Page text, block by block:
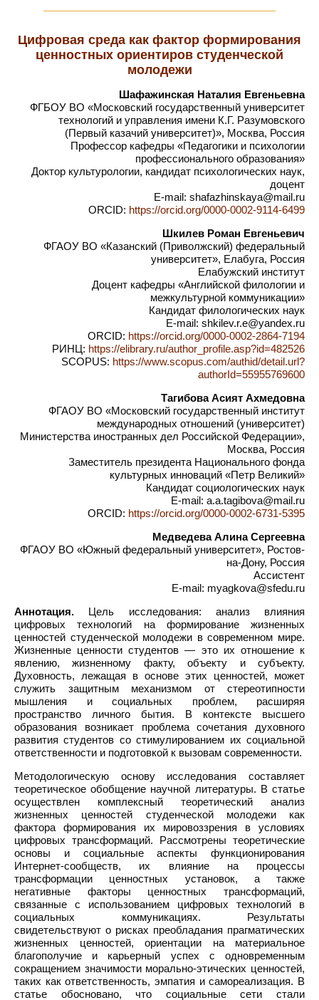
Цифровая среда как фактор формирования
ценностных ориентиров студенческой
молодежи
Шафажинская Наталия Евгеньевна
ФГБОУ ВО «Московский государственный университет
технологий и управления имени К.Г. Разумовского
(Первый казачий университет)», Москва, Россия
Профессор кафедры «Педагогики и психологии
профессионального образования»
Доктор культурологии, кандидат психологических наук,
доцент
E-mail: shafazhinskaya@mail.ru
ORCID: https://orcid.org/0000-0002-9114-6499
Шкилев Роман Евгеньевич
ФГАОУ ВО «Казанский (Приволжский) федеральный
университет», Елабуга, Россия
Елабужский институт
Доцент кафедры «Английской филологии и
межкультурной коммуникации»
Кандидат филологических наук
E-mail: shkilev.r.e@yandex.ru
ORCID: https://orcid.org/0000-0002-2864-7194
РИНЦ: https://elibrary.ru/author_profile.asp?id=482526
SCOPUS: https://www.scopus.com/authid/detail.url?
authorId=55955769600
Тагибова Асият Ахмедовна
ФГАОУ ВО «Московский государственный институт
международных отношений (университет)
Министерства иностранных дел Российской Федерации»,
Москва, Россия
Заместитель президента Национального фонда
культурных инноваций «Петр Великий»
Кандидат социологических наук
E-mail: a.a.tagibova@mail.ru
ORCID: https://orcid.org/0000-0002-6731-5395
Медведева Алина Сергеевна
ФГАОУ ВО «Южный федеральный университет», Ростов-
на-Дону, Россия
Ассистент
E-mail: myagkova@sfedu.ru
Аннотация. Цель исследования: анализ влияния
цифровых технологий на формирование жизненных
ценностей студенческой молодежи в современном мире.
Жизненные ценности студентов — это их отношение к
явлению, жизненному факту, объекту и субъекту.
Духовность, лежащая в основе этих ценностей, может
служить защитным механизмом от стереотипности
мышления и социальных проблем, расширяя
пространство личного бытия. В контексте высшего
образования возникает проблема сочетания духовного
развития студентов со стимулированием их социальной
ответственности и подготовкой к вызовам современности.
Методологическую основу исследования составляет
теоретическое обобщение научной литературы. В статье
осуществлен комплексный теоретический анализ
жизненных ценностей студенческой молодежи как
фактора формирования их мировоззрения в условиях
цифровых трансформаций. Рассмотрены теоретические
основы и социальные аспекты функционирования
Интернет-сообществ, их влияние на процессы
трансформации ценностных установок, а также
негативные факторы ценностных трансформаций,
связанные с использованием цифровых технологий в
социальных коммуникациях. Результаты
свидетельствуют о рисках преобладания прагматических
жизненных ценностей, ориентации на материальное
благополучие и карьерный успех с одновременным
сокращением значимости морально-этических ценностей,
таких как ответственность, эмпатия и самореализация. В
статье обосновано, что социальные сети стали